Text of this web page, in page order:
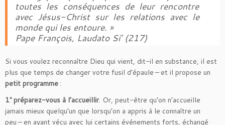
toutes les conséquences de leur rencontre
avec Jésus-Christ sur les relations avec le
monde qui les entoure. »
Pape François, Laudato Si’ (217)
Si vous voulez reconnaître Dieu qui vient, dit-il en substance, il est
plus que temps de changer votre fusil d’épaule – et il propose un
petit programme :
1° préparez-vous à l’accueillir. Or, peut-être qu’on n’accueille
jamais mieux quelqu’un que lorsqu’on a appris à le connaître un
peu – en ayant vécu avec lui certains événements forts, échangé